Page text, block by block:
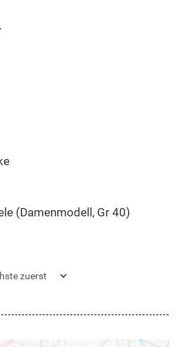
(Damenmodell, Gr 40)